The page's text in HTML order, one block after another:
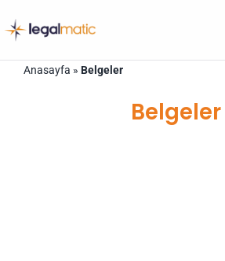
SkipAnasayfa » Belgeler
Belgeler